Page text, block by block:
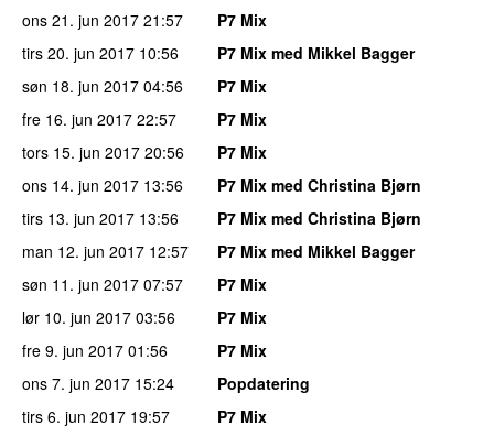
ons 21. jun 2017 21:57
P7 Mix
tirs 20. jun 2017 10:56
P7 Mix med Mikkel Bagger
søn 18. jun 2017 04:56
P7 Mix
fre 16. jun 2017 22:57
P7 Mix
tors 15. jun 2017 20:56
P7 Mix
ons 14. jun 2017 13:56
P7 Mix med Christina Bjørn
tirs 13. jun 2017 13:56
P7 Mix med Christina Bjørn
man 12. jun 2017 12:57
P7 Mix med Mikkel Bagger
søn 11. jun 2017 07:57
P7 Mix
lør 10. jun 2017 03:56
P7 Mix
fre 9. jun 2017 01:56
P7 Mix
ons 7. jun 2017 15:24
Popdatering
tirs 6. jun 2017 19:57
P7 Mix